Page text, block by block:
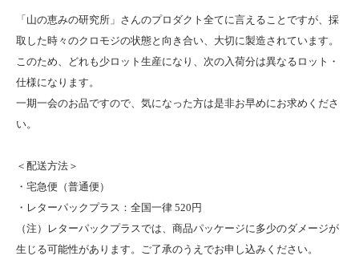
「山の恵みの研究所」さんのプロダクト全てに言えることですが、採
取した時々のクロモジの状態と向き合い、大切に製造されています。
このため、どれも少ロット生産になり、次の入荷分は異なるロット・
仕様になります。
一期一会のお品ですので、気になった方は是非お早めにお求めくださ
い。
＜配送方法＞
・宅急便（普通便）
・レターパックプラス：全国一律 520円
（注）レターパックプラスでは、商品パッケージに多少のダメージが
生じる可能性があります。ご了承のうえでお申し込みください。